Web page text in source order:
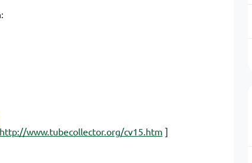
http://www.tubecollector.org/cv15.htm ]